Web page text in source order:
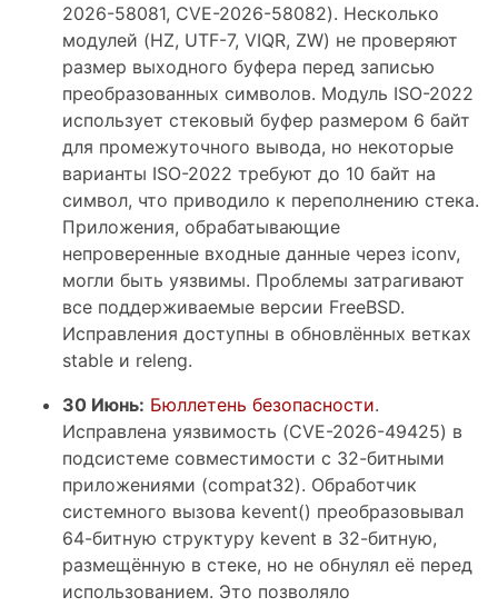
2026-58081, CVE-2026-58082). Несколько
модулей (HZ, UTF-7, VIQR, ZW) не проверяют
размер выходного буфера перед записью
преобразованных символов. Модуль ISO-2022
использует стековый буфер размером 6 байт
для промежуточного вывода, но некоторые
варианты ISO-2022 требуют до 10 байт на
символ, что приводило к переполнению стека.
Приложения, обрабатывающие
непроверенные входные данные через iconv,
могли быть уязвимы. Проблемы затрагивают
все поддерживаемые версии FreeBSD.
Исправления доступны в обновлённых ветках
stable и releng.
30 Июнь: Бюллетень безопасности.
Исправлена уязвимость (CVE-2026-49425) в
подсистеме совместимости с 32-битными
приложениями (compat32). Обработчик
системного вызова kevent() преобразовывал
64-битную структуру kevent в 32-битную,
размещённую в стеке, но не обнулял её перед
использованием. Это позволяло